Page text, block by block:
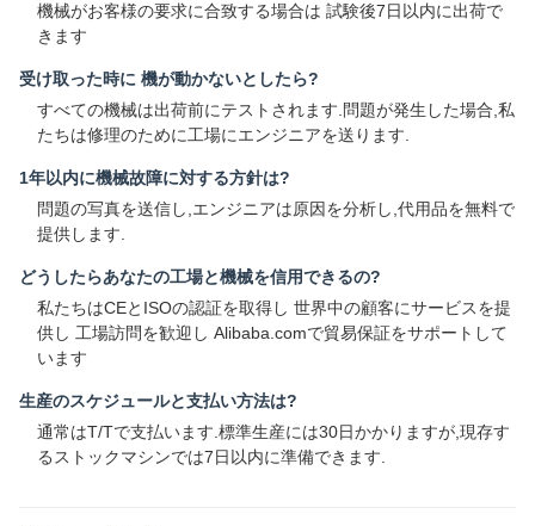
機械がお客様の要求に合致する場合は 試験後7日以内に出荷で
きます
受け取った時に 機が動かないとしたら?
すべての機械は出荷前にテストされます.問題が発生した場合,私
たちは修理のために工場にエンジニアを送ります.
1年以内に機械故障に対する方針は?
問題の写真を送信し,エンジニアは原因を分析し,代用品を無料で
提供します.
どうしたらあなたの工場と機械を信用できるの?
私たちはCEとISOの認証を取得し 世界中の顧客にサービスを提
供し 工場訪問を歓迎し Alibaba.comで貿易保証をサポートして
います
生産のスケジュールと支払い方法は?
通常はT/Tで支払います.標準生産には30日かかりますが,現存す
るストックマシンでは7日以内に準備できます.